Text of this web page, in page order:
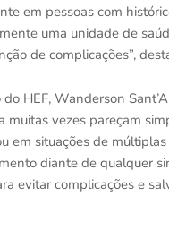
em pessoas com
uma unidade de
de complicações”,
HEF, Wanderson
muitas vezes pareçam
em situações de
diante de qualquer
evitar complicações e